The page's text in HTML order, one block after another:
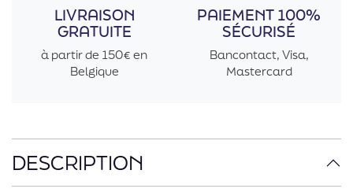
DESCRIPTION
LIVRAISON
GRATUITE
à partir de 150€ en
Belgique
PAIEMENT 100%
SÉCURISÉ
Bancontact, Visa,
Mastercard